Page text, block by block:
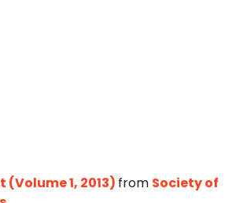
(Volume 1, 2013) from Society of